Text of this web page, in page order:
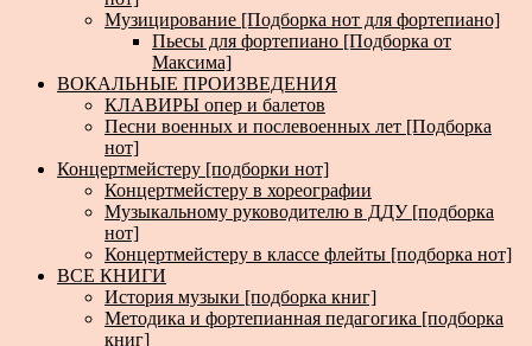
Музицирование [Подборка нот для фортепиано]
Пьесы для фортепиано [Подборка от
Максима]
ВОКАЛЬНЫЕ ПРОИЗВЕДЕНИЯ
КЛАВИРЫ опер и балетов
Песни военных и послевоенных лет [Подборка
нот]
Концертмейстеру [подборки нот]
Концертмейстеру в хореографии
Музыкальному руководителю в ДДУ [подборка
нот]
Концертмейстеру в классе флейты [подборка нот]
ВСЕ КНИГИ
История музыки [подборка книг]
Методика и фортепианная педагогика [подборка
книг]